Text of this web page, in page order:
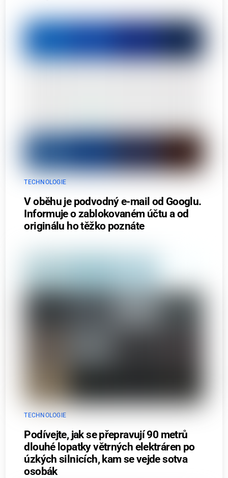
TECHNOLOGIE
V oběhu je podvodný e-mail od Googlu.
Informuje o zablokovaném účtu a od
originálu ho těžko poznáte
TECHNOLOGIE
Podívejte, jak se přepravují 90 metrů
dlouhé lopatky větrných elektráren po
úzkých silnicích, kam se vejde sotva
osobák